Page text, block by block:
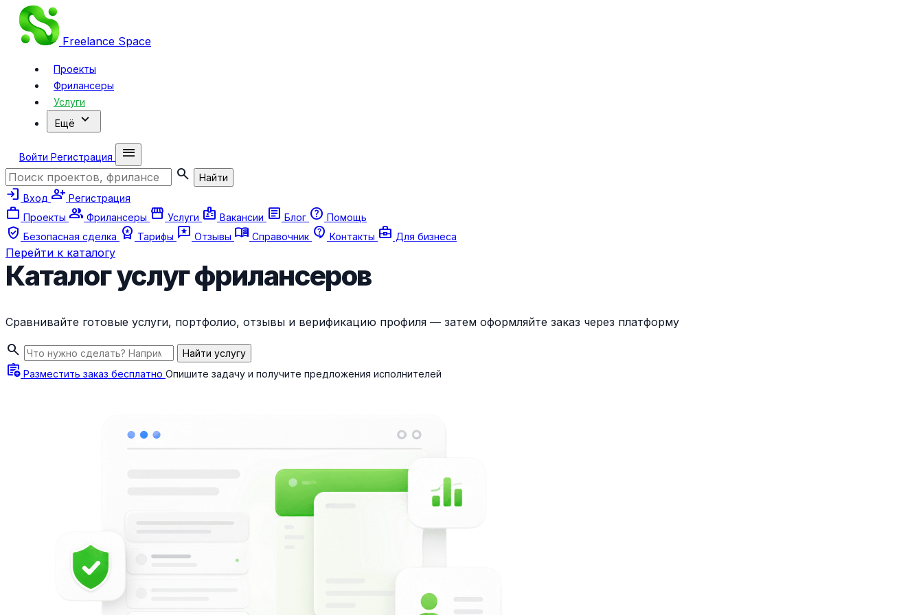
Freelance Space
Проекты
Фрилансеры
Услуги
Ещё expand_more
Войти Регистрация
menu
search
Найти
login Вход person_add Регистрация
work Проекты group Фрилансеры storefront Услуги badge Вакансии article Блог help Помощь
verified_user Безопасная сделка workspace_premium Тарифы reviews Отзывы menu_book Справочник contact_support Контакты business_center Для бизнеса
Перейти к каталогу
Каталог услуг фрилансеров
Сравнивайте готовые услуги, портфолио, отзывы и верификацию профиля — затем оформляйте заказ через платформу
search Найти услугу
assignment_add Разместить заказ бесплатно Опишите задачу и получите предложения исполнителей